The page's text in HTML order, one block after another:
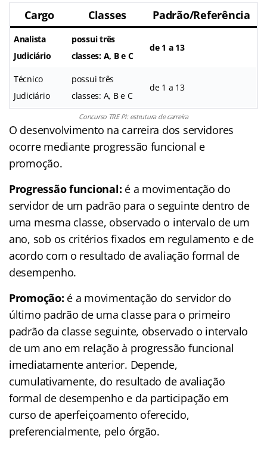
Cargo Classes Padrão/Referência
Analista
Judiciário
possui três
classes: A, B e C
de 1 a 13
Técnico
Judiciário
possui três
classes: A, B e C
de 1 a 13
Concurso TRE PI: estrutura de carreira
O desenvolvimento na carreira dos servidores
ocorre mediante progressão funcional e
promoção.
Progressão funcional: é a movimentação do
servidor de um padrão para o seguinte dentro de
uma mesma classe, observado o intervalo de um
ano, sob os critérios fixados em regulamento e de
acordo com o resultado de avaliação formal de
desempenho.
Promoção: é a movimentação do servidor do
último padrão de uma classe para o primeiro
padrão da classe seguinte, observado o intervalo
de um ano em relação à progressão funcional
imediatamente anterior. Depende,
cumulativamente, do resultado de avaliação
formal de desempenho e da participação em
curso de aperfeiçoamento oferecido,
preferencialmente, pelo órgão.